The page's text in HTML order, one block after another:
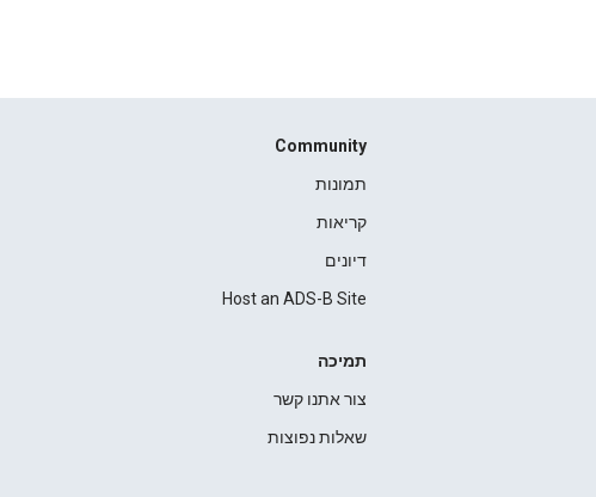
Community
תמונות
קריאות
דיונים
Host an ADS-B Site
תמיכה
צור אתנו קשר
שאלות נפוצות